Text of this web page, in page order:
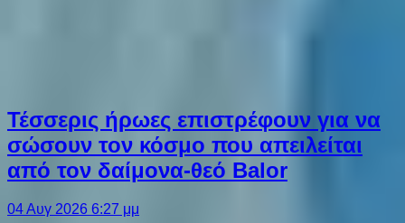
Τέσσερις ήρωες επιστρέφουν για να
σώσουν τον κόσμο που απειλείται
από τον δαίμονα-θεό Balor
04 Αυγ 2026 6:27 μμ